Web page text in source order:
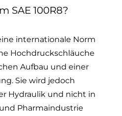
SAE 100R8?
internationale Norm
Hochdruckschläuche
Aufbau und einer
Sie wird jedoch
Hydraulik und nicht in
Pharmaindustrie